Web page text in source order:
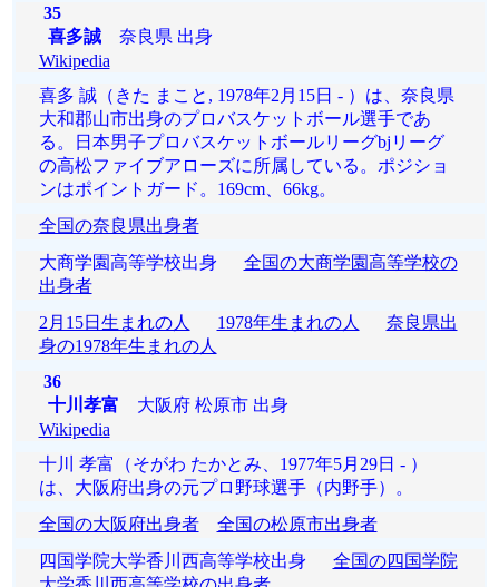
35
喜多誠奈良県 出身
Wikipedia
喜多 誠（きた まこと, 1978年2月15日 - ）は、奈良県
大和郡山市出身のプロバスケットボール選手であ
る。日本男子プロバスケットボールリーグbjリーグ
の高松ファイブアローズに所属している。ポジショ
ンはポイントガード。169cm、66kg。
全国の奈良県出身者
大商学園高等学校出身 全国の大商学園高等学校の
出身者
2月15日生まれの人
1978年生まれの人
奈良県出
身の1978年生まれの人
36
十川孝富 大阪府 松原市 出身
Wikipedia
十川 孝富（そがわ たかとみ、1977年5月29日 - ）
は、大阪府出身の元プロ野球選手（内野手）。
全国の大阪府出身者
全国の松原市出身者
四国学院大学香川西高等学校出身 全国の四国学院